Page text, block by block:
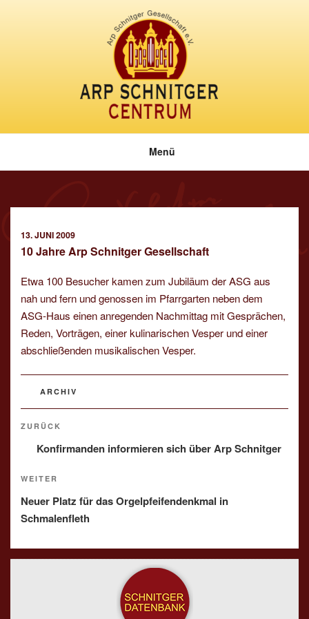
Menü
VERÖFFENTLICHT
AM
13. JUNI 2009
10 Jahre Arp Schnitger Gesellschaft
Etwa 100 Besucher kamen zum Jubiläum der ASG aus
nah und fern und genossen im Pfarrgarten neben dem
ASG-Haus einen anregenden Nachmittag mit Gesprächen,
Reden, Vorträgen, einer kulinarischen Vesper und einer
abschließenden musikalischen Vesper.
KATEGORIEN
ARCHIV
Vorheriger
Beitrag
ZURÜCK
Konfirmanden informieren sich über Arp Schnitger
Nächster
Beitrag
WEITER
Neuer Platz für das Orgelpfeifendenkmal in
Schmalenfleth